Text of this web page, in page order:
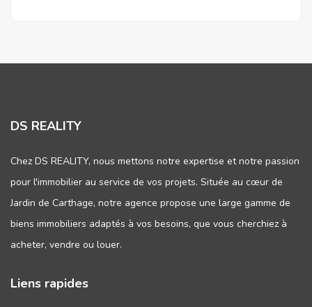
DS REALITY
Chez DS REALITY, nous mettons notre expertise et notre passion
pour l'immobilier au service de vos projets. Située au cœur de
Jardin de Carthage, notre agence propose une large gamme de
biens immobiliers adaptés à vos besoins, que vous cherchiez à
acheter, vendre ou louer.
Liens rapides